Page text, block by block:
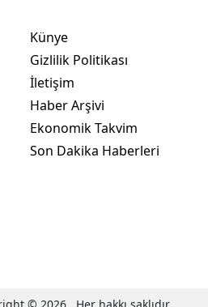
Künye
Gizlilik Politikası
İletişim
Haber Arşivi
Ekonomik Takvim
Son Dakika Haberleri